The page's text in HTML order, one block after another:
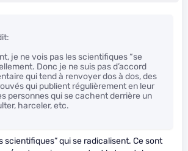
je ne vois pas les scientifiques “se
Donc je ne suis pas d’accord
qui tend à renvoyer dos à dos, des
qui publient régulièrement en leur
personnes qui se cachent derrière un
harceler, etc.
scientifiques” qui se radicalisent. Ce sont